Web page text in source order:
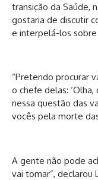
transição da Saúde,
gostaria de discutir
e interpelá-los sobre
“Pretendo procurar
o chefe delas:
nessa questão das
vocês pela morte
A gente não pode
vai tomar”, declarou